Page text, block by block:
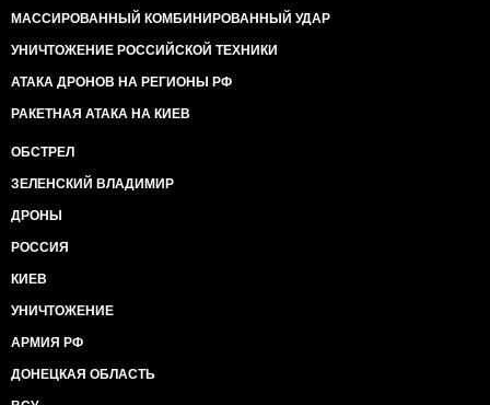
МАССИРОВАННЫЙ КОМБИНИРОВАННЫЙ УДАР
УНИЧТОЖЕНИЕ РОССИЙСКОЙ ТЕХНИКИ
АТАКА ДРОНОВ НА РЕГИОНЫ РФ
РАКЕТНАЯ АТАКА НА КИЕВ
ОБСТРЕЛ
ЗЕЛЕНСКИЙ ВЛАДИМИР
ДРОНЫ
РОССИЯ
КИЕВ
УНИЧТОЖЕНИЕ
АРМИЯ РФ
ДОНЕЦКАЯ ОБЛАСТЬ